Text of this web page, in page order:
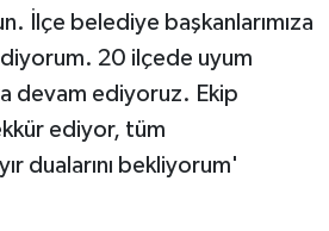
İlçe belediye başkanlarımıza
20 ilçede uyum
devam ediyoruz. Ekip
ediyor, tüm
dualarını bekliyorum'